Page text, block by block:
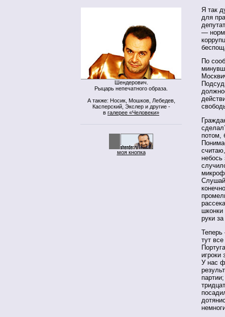
Шендерович.
Рыцарь непечатного образа.
А также: Носик, Мошков, Лебедев,
Касперский, Экслер и другие -
в галерее «Человеки»
моя кнопка
Я так
для
—
По
потом,
небось
руки
тут
игроки
У нас